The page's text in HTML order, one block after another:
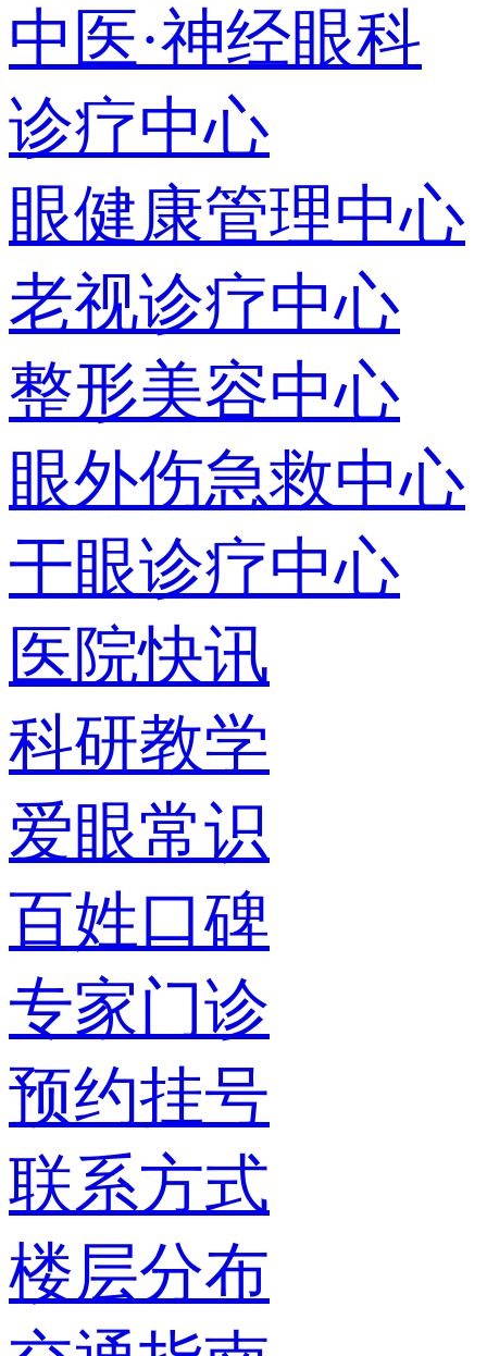
中医·神经眼科
诊疗中心
眼健康管理中心
老视诊疗中心
整形美容中心
眼外伤急救中心
干眼诊疗中心
医院快讯
科研教学
爱眼常识
百姓口碑
专家门诊
预约挂号
联系方式
楼层分布